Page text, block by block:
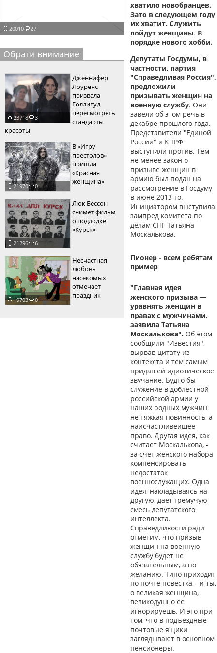
пїЅпїЅпїЅпїЅпїЅпїЅпїЅпїЅпїЅпїЅпїЅ
пїЅпїЅпїЅ
пїЅпїЅпїЅпїЅпїЅпїЅпїЅпїЅпїЅ
пїЅпїЅпїЅ пїЅпїЅпїЅпїЅпїЅ
пїЅпїЅпїЅ пїЅпїЅпїЅпїЅпїЅпїЅ
пїЅпїЅпїЅпїЅпїЅ
пїЅпїЅпїЅпїЅпїЅпїЅпїЅпїЅпїЅпїЅ
пїЅпїЅпїЅпїЅпїЅпїЅпїЅпїЅпїЅпїЅ
20010 27
Обрати внимание
23718 3
Дженнифер
Лоуренс
призвала
Голливуд
пересмотреть
стандарты
красоты
21970 0
В «Игру
престолов»
пришла
«Красная
женщина»
21296 6
Люк Бессон
снимет фильм
о подлодке
«Курск»
19703 0
Несчастная
любовь
насекомых
отмечает
праздник
хватило новобранцев.
Зато в следующем году
их хватит. Служить
пойдут женщины. В
порядке нового хобби.
Депутаты Госдумы, в
частности, партия
"Справедливая Россия",
предложили
призывать женщин на
военную службу. Они
завели об этом речь в
декабре прошлого года.
Представители "Единой
России" и КПРФ
выступили против. Тем
не менее закон о
призыве женщин в
армию был подан на
рассмотрение в Госдуму
в июне 2013-го.
Инициатором выступила
зампред комитета по
делам СНГ Татьяна
Москалькова.
Пионер - всем ребятам
пример
"Главная идея
женского призыва —
уравнять женщин в
правах с мужчинами,
заявила Татьяна
Москалькова". Об этом
сообщили "Известия",
вырвав цитату из
контекста и тем самым
придав ей идиотическое
звучание. Будто бы
служение в доблестной
российской армии у
наших родных мужчин
не тяжкая повинность, а
наисчастливейшее
право. Другая идея, как
считает Москалькова, -
за счет женского набора
компенсировать
недостаток
военнослужащих. Одна
идея, накладываясь на
другую, дает гремучую
смесь депутатского
интеллекта.
Справедливости ради
отметим, что призыв
женщин на военную
службу будет не
обязательным, а по
желанию. Типо приходит
по почте повестка – и ты,
о великая женщина,
великодушно ее
игнорируешь. И это при
том, что в подъездные
почтовые ящики
заглядывают в основном
пенсионеры.